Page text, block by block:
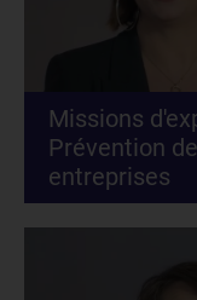
Missions
Prévention
entreprises